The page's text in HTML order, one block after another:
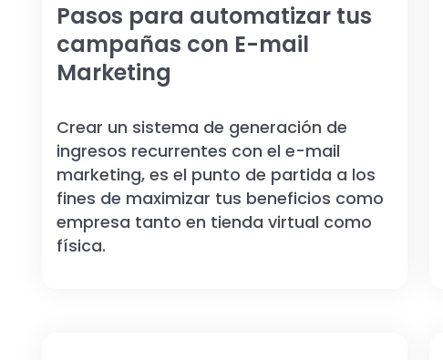
Pasos para automatizar tus
campañas con E-mail
Marketing
Crear un sistema de generación de
ingresos recurrentes con el e-mail
marketing, es el punto de partida a los
fines de maximizar tus beneficios como
empresa tanto en tienda virtual como
física.